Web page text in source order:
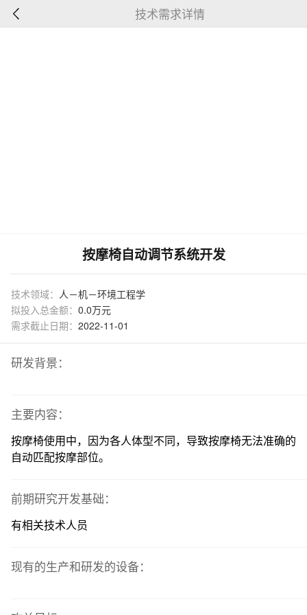
技术需求详情
按摩椅自动调节系统开发
技术领域： 人－机－环境工程学
拟投入总金额： 0.0万元
需求截止日期： 2022-11-01
研发背景：
主要内容：
按摩椅使用中，因为各人体型不同，导致按摩椅无法准确的
自动匹配按摩部位。
前期研究开发基础：
有相关技术人员
现有的生产和研发的设备：